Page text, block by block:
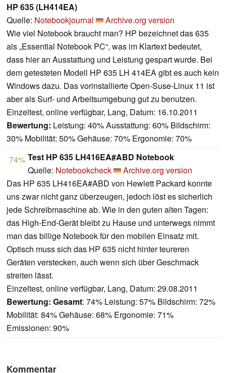
HP 635 (LH414EA)
Quelle: Notebookjournal
Archive.org version
Wie viel Notebook braucht man? HP bezeichnet das 635
als „Essential Notebook PC“, was im Klartext bedeutet,
dass hier an Ausstattung und Leistung gespart wurde. Bei
dem getesteten Modell HP 635 LH 414EA gibt es auch kein
Windows dazu. Das vorinstallierte Open-Suse-Linux 11 ist
aber als Surf- und Arbeitsumgebung gut zu benutzen.
Einzeltest, online verfügbar, Lang, Datum: 16.10.2011
Bewertung: Leistung: 40% Ausstattung: 60% Bildschirm:
30% Mobilität: 50% Gehäuse: 70% Ergonomie: 70%
74% Test HP 635 LH416EA#ABD Notebook
Quelle: Notebookcheck
Archive.org version
Das HP 635 LH416EA#ABD von Hewlett Packard konnte
uns zwar nicht ganz überzeugen, jedoch löst es sicherlich
jede Schreibmaschine ab. Wie in den guten alten Tagen:
das High-End-Gerät bleibt zu Hause und unterwegs nimmt
man das billige Notebook für den mobilen Einsatz mit.
Optisch muss sich das HP 635 nicht hinter teureren
Geräten verstecken, auch wenn sich über Geschmack
streiten lässt.
Einzeltest, online verfügbar, Lang, Datum: 29.08.2011
Bewertung: Gesamt: 74% Leistung: 57% Bildschirm: 72%
Mobilität: 84% Gehäuse: 68% Ergonomie: 71%
Emissionen: 90%
Kommentar